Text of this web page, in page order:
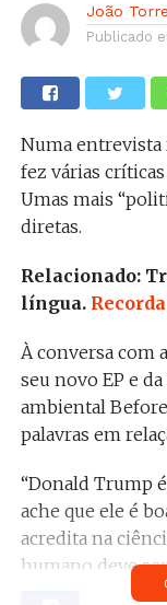
João
Publicado
Numa entrevista
fez várias
Umas mais
diretas.
Relacionado:
língua.
À conversa com
seu novo EP e
ambiental
palavras em
“Donald Trump
ache que ele é
acredita na
humano deve
que ele não diz a